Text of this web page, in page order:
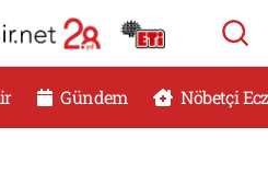
Gündem Nöbetçi